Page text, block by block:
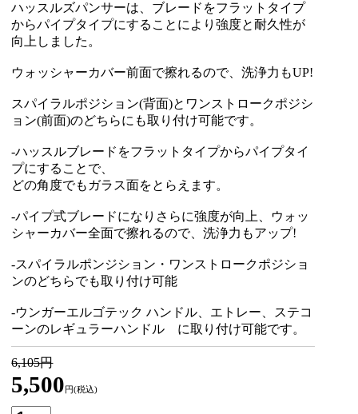
ハッスルズパンサーは、ブレードをフラットタイプ
からパイプタイプにすることにより強度と耐久性が
向上しました。
ウォッシャーカバー前面で擦れるので、洗浄力もUP!
スパイラルポジション(背面)とワンストロークポジシ
ョン(前面)のどちらにも取り付け可能です。
-ハッスルブレードをフラットタイプからパイプタイ
プにすることで、
どの角度でもガラス面をとらえます。
-パイプ式ブレードになりさらに強度が向上、ウォッ
シャーカバー全面で擦れるので、洗浄力もアップ!
-スパイラルポンジション・ワンストロークポジショ
ンのどちらでも取り付け可能
-ウンガーエルゴテック ハンドル、エトレー、ステコ
ーンのレギュラーハンドル に取り付け可能です。
6,105円
5,500 円(税込)